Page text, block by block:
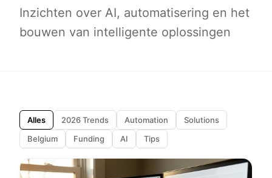
Inzichten over AI, automatisering en het
bouwen van intelligente oplossingen
Alles 2026 Trends Automation
Solutions
Belgium
Funding AI Tips